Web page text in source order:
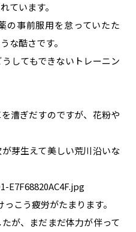
ています。
の事前服用を怠っていたた
な酷さです。
してもできないトレーニン
漕ぎだすのですが、花粉や
芽生えて美しい荒川沿いな
こう疲労がたまります。
が、まだまだ体力が伴って